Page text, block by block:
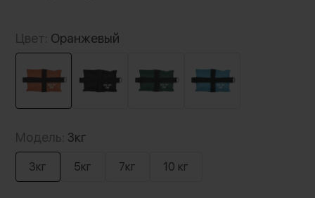
Цвет: Оранжевый
Модель: 3кг
3кг 5кг 7кг 10 кг